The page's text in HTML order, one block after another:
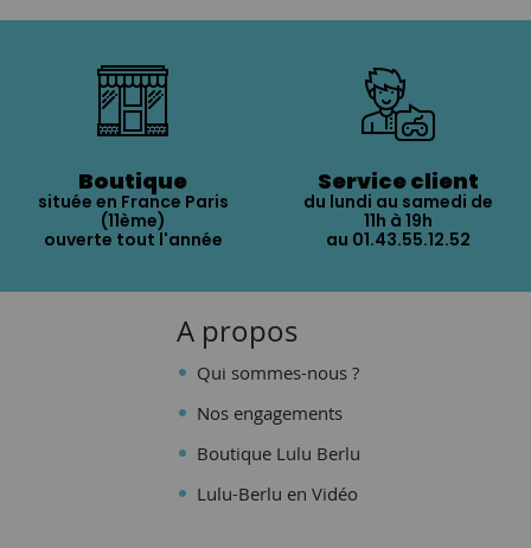
Boutique
située en France Paris
(11ème)
ouverte tout l'année
Service client
du lundi au samedi de
11h à 19h
au 01.43.55.12.52
A propos
Qui sommes-nous ?
Nos engagements
Boutique Lulu Berlu
Lulu-Berlu en Vidéo